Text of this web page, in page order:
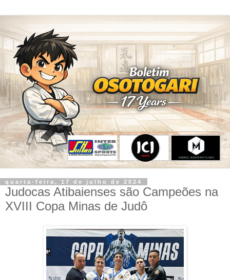
quarta-feira, 17 de julho de 2024
Judocas Atibaienses são Campeões na
XVIII Copa Minas de Judô